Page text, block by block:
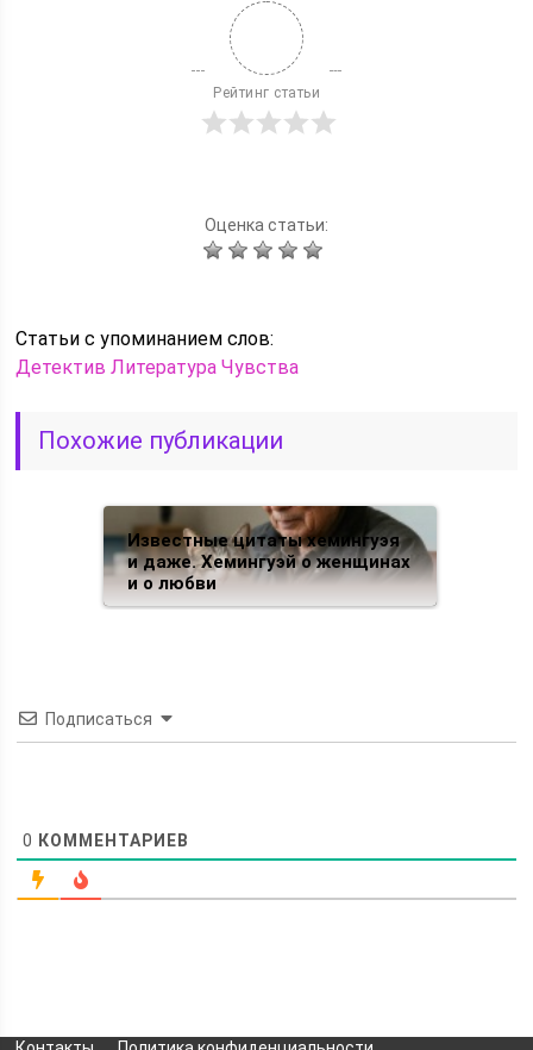
Рейтинг статьи
Оценка статьи:
Статьи c упоминанием слов:
Детектив Литература Чувства
Похожие публикации
Известные цитаты хемингуэя
и даже. Хемингуэй о женщинах
и о любви
Подписаться
0 КОММЕНТАРИЕВ